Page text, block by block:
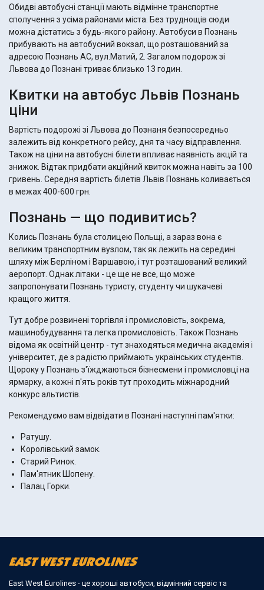
Обидві автобусні станції мають відмінне транспортне
сполучення з усіма районами міста. Без труднощів сюди
можна дістатись з будь-якого району. Автобуси в Познань
прибувають на автобусний вокзал, що розташований за
адресою Познань АС, вул.Матий, 2. Загалом подорож зі
Львова до Познані триває близько 13 годин.
Квитки на автобус Львів Познань
ціни
Вартість подорожі зі Львова до Познаня безпосередньо
залежить від конкретного рейсу, дня та часу відправлення.
Також на ціни на автобусні білети впливає наявність акцій та
знижок. Відтак придбати акційний квиток можна навіть за 100
гривень. Середня вартість білетів Львів Познань коливається
в межах 400-600 грн.
Познань — що подивитись?
Колись Познань була столицею Польщі, а зараз вона є
великим транспортним вузлом, так як лежить на середині
шляху між Берліном і Варшавою, і тут розташований великий
аеропорт. Однак літаки - це ще не все, що може
запропонувати Познань туристу, студенту чи шукачеві
кращого життя.
Тут добре розвинені торгівля і промисловість, зокрема,
машинобудування та легка промисловість. Також Познань
відома як освітній центр - тут знаходяться медична академія і
університет, де з радістю приймають українських студентів.
Щороку у Познань з'їжджаються бізнесмени і промисловці на
ярмарку, а кожні п'ять років тут проходить міжнародний
конкурс альтистів.
Рекомендуємо вам відвідати в Познані наступні пам'ятки:
Ратушу.
Королівський замок.
Старий Ринок.
Пам'ятник Шопену.
Палац Горки.
East West Eurolines - це хороші автобуси, відмінний сервіс та